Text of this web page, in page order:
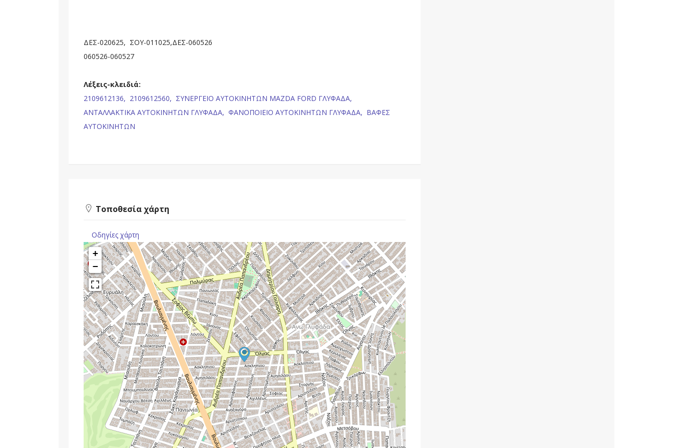
ΔΕΣ-020625, ΣΟΥ-011025,ΔΕΣ-060526
060526-060527
Λέξεις-κλειδιά:
2109612136, 2109612560, ΣΥΝΕΡΓΕΙΟ ΑΥΤΟΚΙΝΗΤΩΝ MAZDA FORD ΓΛΥΦΑΔΑ,
ΑΝΤΑΛΛΑΚΤΙΚΑ ΑΥΤΟΚΙΝΗΤΩΝ ΓΛΥΦΑΔΑ, ΦΑΝΟΠΟΙΕΙΟ ΑΥΤΟΚΙΝΗΤΩΝ ΓΛΥΦΑΔΑ, ΒΑΦΕΣ
ΑΥΤΟΚΙΝΗΤΩΝ
Τοποθεσία χάρτη
Οδηγίες χάρτη
+
−